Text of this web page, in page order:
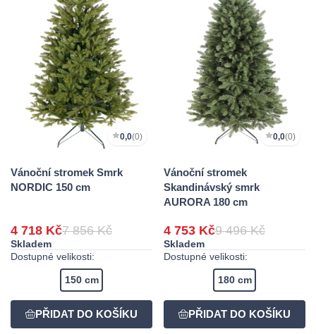
0,0(0)
Vánoční stromek Smrk
NORDIC 150 cm
4 718 Kč7 856 Kč
Skladem
Dostupné velikosti:
150 cm
0,0(0)
Vánoční stromek
Skandinávský smrk
AURORA 180 cm
4 753 Kč9 496 Kč
Skladem
Dostupné velikosti:
180 cm